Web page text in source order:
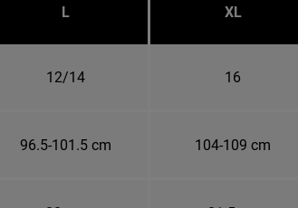
L XL
12/14 16
96.5-101.5 cm 104-109 cm